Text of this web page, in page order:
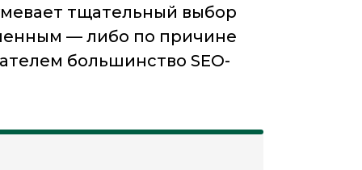
тщательный выбор
— либо по причине
большинство SEO-